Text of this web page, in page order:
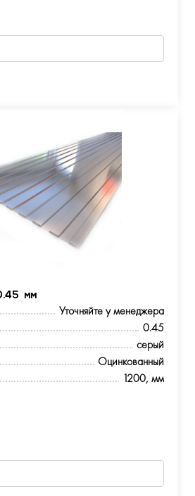
мм
Уточняйте у менеджера
0.45
серый
Оцинкованный
1200, мм